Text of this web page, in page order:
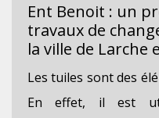
Ent Benoit : un
travaux de
la ville de Larche
Les tuiles sont des
En effet, il est